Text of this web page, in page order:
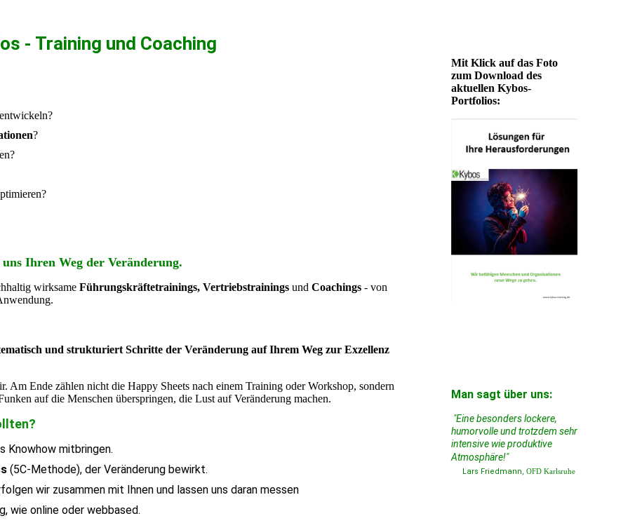
- Training und Coaching
entwickeln?
?
Ihren Weg der Veränderung.
wirksame Führungskräftetrainings, Vertriebstrainings und Coachings - von
und strukturiert Schritte der Veränderung auf Ihrem Weg zur Exzellenz
Ende zählen nicht die Happy Sheets nach einem Training oder Workshop, sondern
auf die Menschen überspringen, die Lust auf Veränderung machen.
Knowhow mitbringen.
(5C-Methode), der Veränderung bewirkt.
wir zusammen mit Ihnen und lassen uns daran messen
wie online oder webbased.
Mit Klick auf das Foto
zum Download des
aktuellen Kybos-
Portfolios:
Man sagt über uns:
"Eine besonders lockere,
humorvolle undtrotzdem sehr
intensive wie produktive
Atmosphäre!"
Lars Friedmann, OFD Karlsruhe